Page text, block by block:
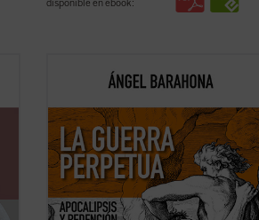
disponible en ebook:
Las preguntas que surgen en este
hostilidad guerrera ha sido un hecho
constatable, permanente a lo largo de la
historia de la humanidad y podemos
sospechar que lo seguirá siendo? ¿Por
qué la actividad ...(ver ficha)